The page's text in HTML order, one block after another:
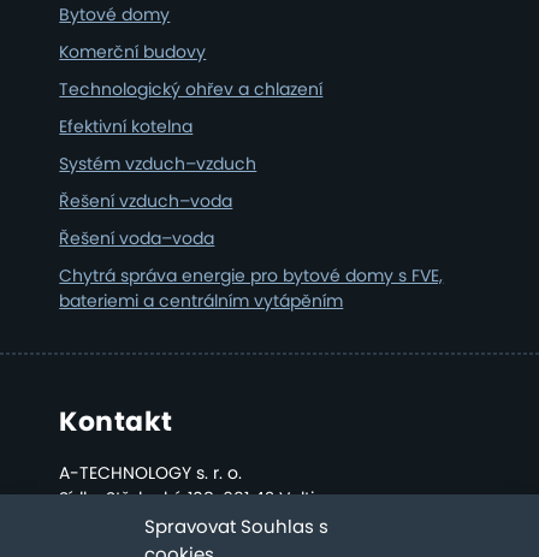
Spravovat Souhlas s
Bytové domy
Komerční budovy
Technologický ohřev a chlazení
Efektivní kotelna
Systém vzduch–vzduch
Řešení vzduch–voda
Řešení voda–voda
Chytrá správa energie pro bytové domy s FVE,
bateriemi a centrálním vytápěním
Kontakt
A-TECHNOLOGY s. r. o.
Sídlo: Střelecká 108, 691 42 Valtice
Kancelář a sklad: Bratislavská 2808, Břeclav